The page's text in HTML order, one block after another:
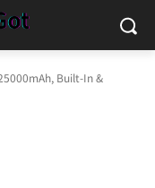
Built-In &